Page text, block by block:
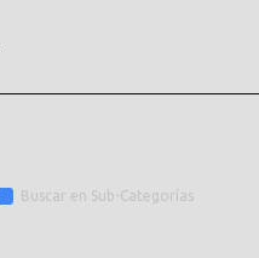
Buscar en Sub-Categorías